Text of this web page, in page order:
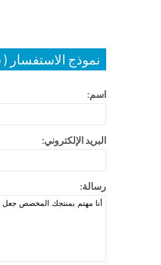
نموذج
اسم:
البريد الإلكتروني:
رسالة: